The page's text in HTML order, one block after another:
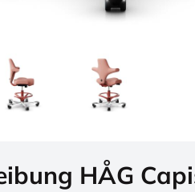
HÅG